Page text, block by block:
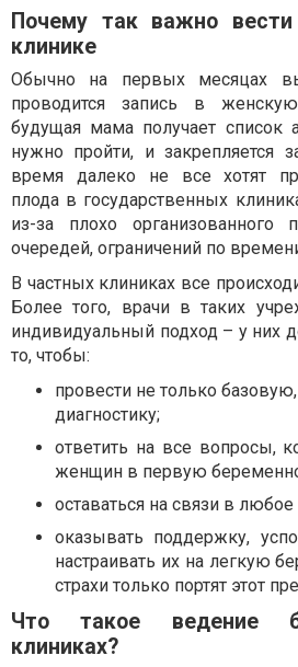
Почему так важно
клинике
Обычно на первых месяцах
проводится запись в
будущая мама получает список
нужно пройти, и закрепляется
время далеко не все хотят
плода в государственных
из-за плохо организованного
очередей, ограничений по
В частных клиниках все
Более того, врачи в таких
индивидуальный подход – у них
то, чтобы:
провести не только
диагностику;
ответить на все вопросы,
женщин в первую
оставаться на связи в
оказывать поддержку,
настраивать их на легкую
страхи только портят этот
Что такое ведение
клиниках?